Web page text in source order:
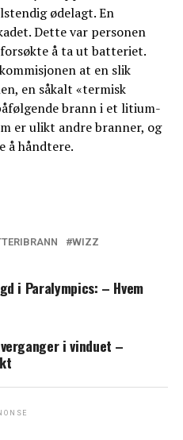
ødelagt. En
Dette var personen
å ta ut batteriet.
at en slik
en såkalt «termisk
brann i et litium-
er ulikt andre branner, og
å håndtere.
WIZZ
i Paralympics: – Hvem
i vinduet –